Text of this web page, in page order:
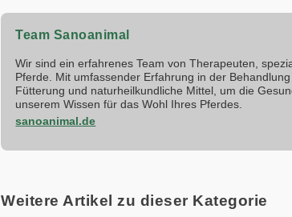
Team Sanoanimal
Wir sind ein erfahrenes Team von Therapeuten,
Pferde. Mit umfassender Erfahrung in der
Fütterung und naturheilkundliche Mittel, um die
unserem Wissen für das Wohl Ihres Pferdes.
sanoanimal.de
Weitere Artikel zu dieser Kategorie